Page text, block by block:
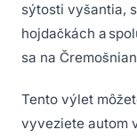
sýtosti vyšantia,
hojdačkách a
sa na
Tento výlet
vyveziete autom